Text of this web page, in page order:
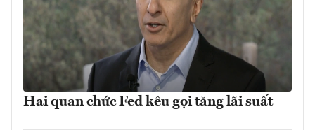
Hai quan chức Fed kêu gọi tăng lãi suất